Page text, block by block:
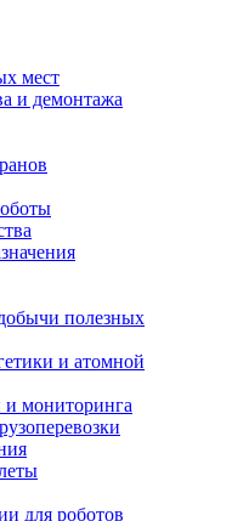
мест
и демонтажа
полезных
и атомной
и мониторинга
для роботов